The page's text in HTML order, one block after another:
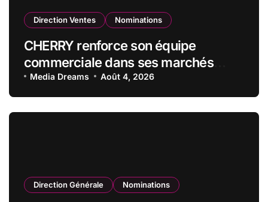
Direction Ventes Nominations
CHERRY renforce son équipe
commerciale dans ses marchés
stratégiques
Media Dreams Août 4, 2026
Direction Générale Nominations